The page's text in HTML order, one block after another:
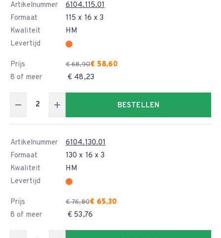
Artikelnummer
6104.115.01
Formaat
115 x 16 x 3
Kwaliteit
HM
Levertijd
Prijs € 68,90€ 58,60
8 of meer
€ 48,23
BESTELLEN
Artikelnummer
6104.130.01
Formaat
130 x 16 x 3
Kwaliteit
HM
Levertijd
Prijs € 76,80€ 65,30
8 of meer
€ 53,76